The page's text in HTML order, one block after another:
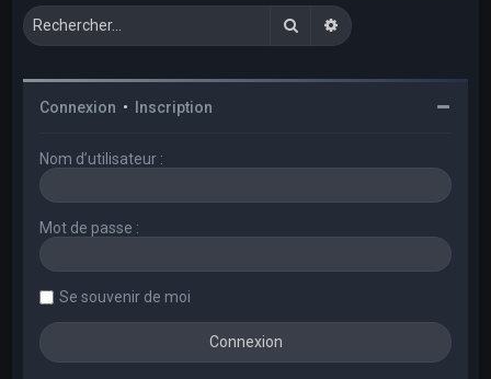
RechercherRecherche avancée
Connexion • Inscription
Nom d’utilisateur :
Mot de passe :
Se souvenir de moi